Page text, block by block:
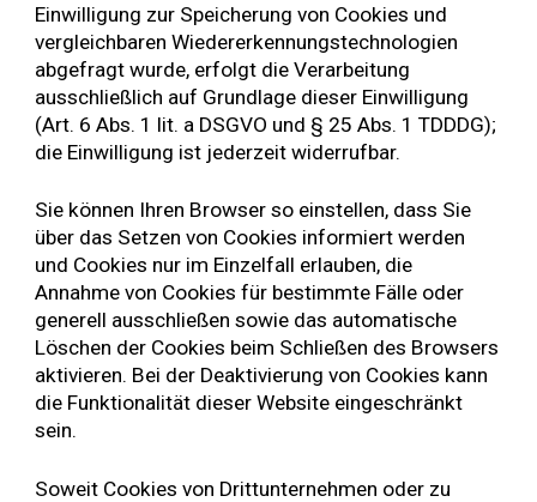
Einwilligung zur Speicherung von Cookies und
vergleichbaren Wiedererkennungstechnologien
abgefragt wurde, erfolgt die Verarbeitung
ausschließlich auf Grundlage dieser Einwilligung
(Art. 6 Abs. 1 lit. a DSGVO und § 25 Abs. 1TDDDG);
die Einwilligung ist jederzeit widerrufbar.
Sie können Ihren Browser so einstellen, dass Sie
über das Setzen von Cookies informiert werden
und Cookies nur im Einzelfall erlauben, die
Annahme von Cookies für bestimmte Fälle oder
generell ausschließen sowie das automatische
Löschen der Cookies beim Schließen des Browsers
aktivieren. Bei der Deaktivierung von Cookies kann
die Funktionalität dieser Website eingeschränkt
sein.
Soweit Cookies von Drittunternehmen oder zu